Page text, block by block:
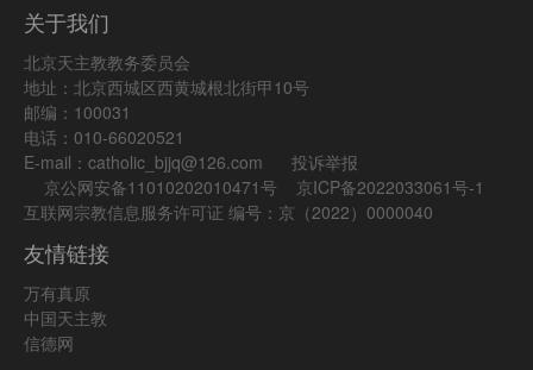
关于我们
北京天主教教务委员会
地址：北京西城区西黄城根北街甲10号
邮编：100031
电话：010-66020521
E-mail：catholic_bjjq@126.com 投诉举报
京公网安备11010202010471号
京ICP备2022033061号-1
互联网宗教信息服务许可证 编号：京（2022）0000040
友情链接
万有真原
中国天主教
信德网